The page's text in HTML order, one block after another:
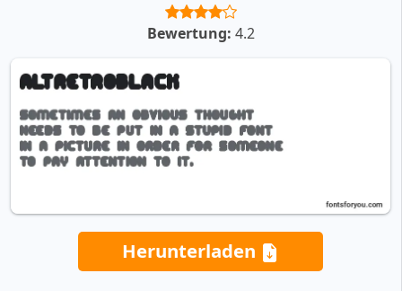
Bewertung: 4.2
Herunterladen